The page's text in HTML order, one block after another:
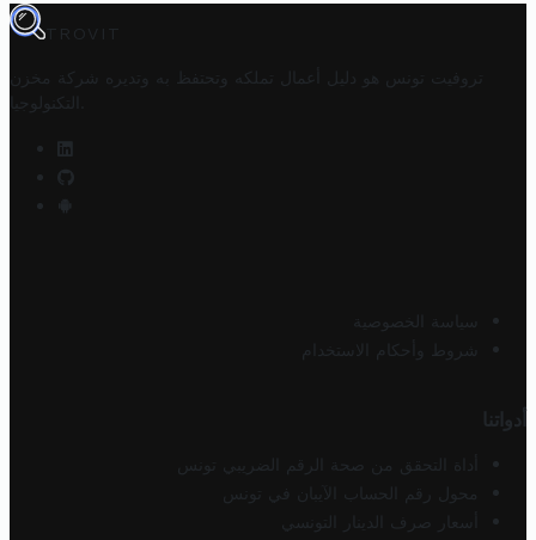
TROVIT
تروفيت تونس هو دليل أعمال تملكه وتحتفظ به وتديره
شركة مخزن
التكنولوجيا
سياسة الخصوصية
شروط وأحكام الاستخدام
أدواتنا
أداة التحقق من صحة الرقم الضريبي تونس
محول رقم الحساب الآيبان في تونس
أسعار صرف الدينار التونسي